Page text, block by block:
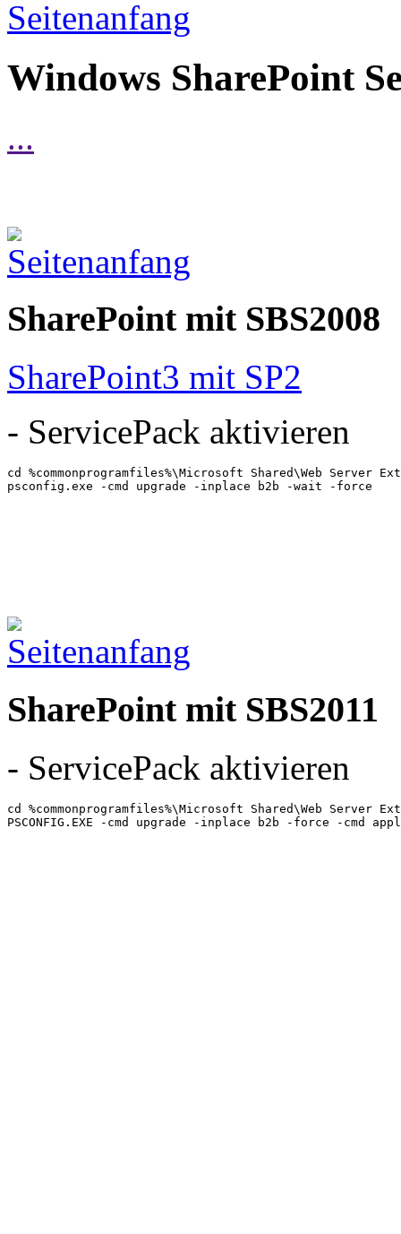
Windows SharePoint
...
SharePoint mit SBS2008
SharePoint3 mit SP2
- ServicePack aktivieren
cd %commonprogramfiles%\Microsoft Shared\Web Server
psconfig.exe -cmd upgrade -inplace b2b -wait -force
SharePoint mit SBS2011
- ServicePack aktivieren
cd %commonprogramfiles%\Microsoft Shared\Web Server
PSCONFIG.EXE -cmd upgrade -inplace b2b -force -